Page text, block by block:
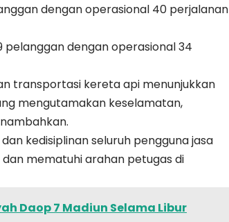
dengan operasional 40 perjalanan
pelanggan dengan operasional 34
transportasi kereta api menunjukkan
mengutamakan keselamatan,
kedisiplinan seluruh pengguna jasa
mematuhi arahan petugas di
Daop 7 Madiun Selama Libur